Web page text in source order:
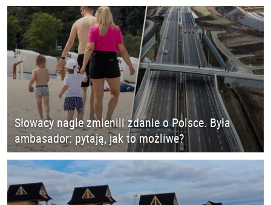
Słowacy nagle zmienili zdanie o Polsce. Była
ambasador: pytają, jak to możliwe?